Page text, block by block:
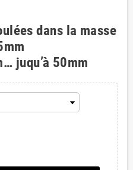
dans la masse
juqu’à 50mm